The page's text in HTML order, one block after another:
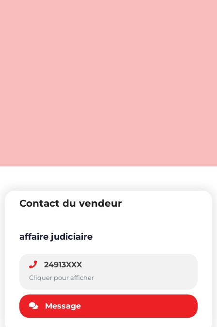
Contact du vendeur
affaire judiciaire
24913XXX
Cliquer pour afficher
Message